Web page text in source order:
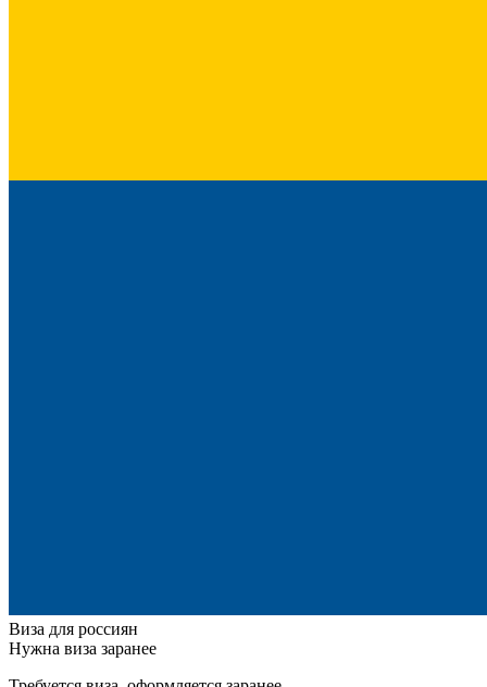
Виза для россиян
Нужна виза заранее